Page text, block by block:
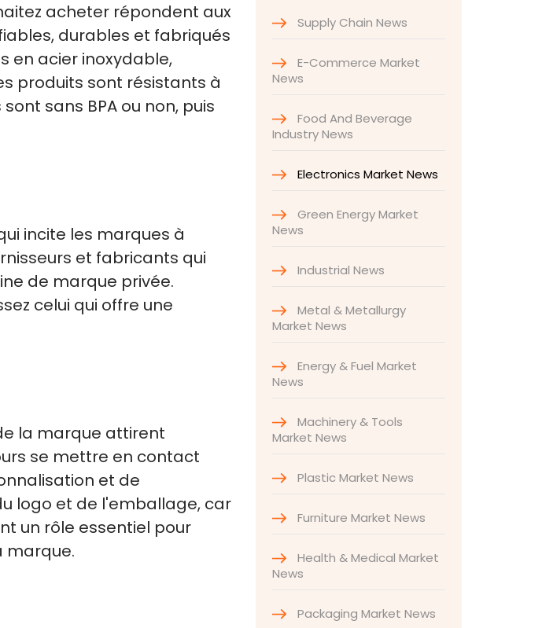
acheter répondent aux
durables et fabriqués
en acier inoxydable,
produits sont résistants à
sans BPA ou non, puis
incite les marques à
et fabricants qui
de marque privée.
celui qui offre une
la marque attirent
se mettre en contact
et de
logo et de l'emballage, car
un rôle essentiel pour
marque.
Supply Chain News
E-Commerce Market
News
Food And Beverage
Industry News
Electronics Market News
Green Energy Market
News
Industrial News
Metal & Metallurgy
Market News
Energy & Fuel Market
News
Machinery & Tools
Market News
Plastic Market News
Furniture Market News
Health & Medical Market
News
Packaging Market News